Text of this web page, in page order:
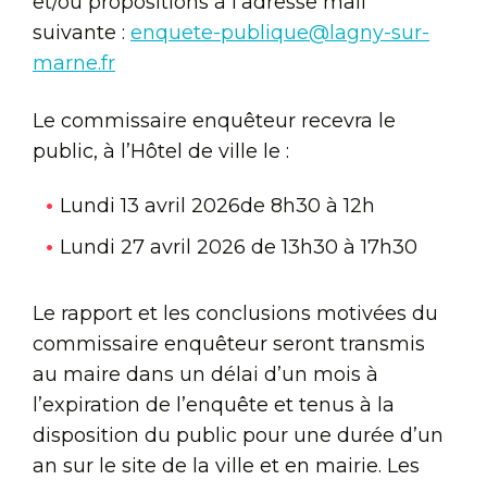
suivante : enquete-publique@lagny-sur-
marne.fr
Le commissaire enquêteur recevra le
public, à l’Hôtel de ville le :
Lundi 13 avril 2026de 8h30 à 12h
Lundi 27 avril 2026 de 13h30 à 17h30
Le rapport et les conclusions motivées du
commissaire enquêteur seront transmis
au maire dans un délai d’un mois à
l’expiration de l’enquête et tenus à la
disposition du public pour une durée d’un
an sur le site de la ville et en mairie. Les